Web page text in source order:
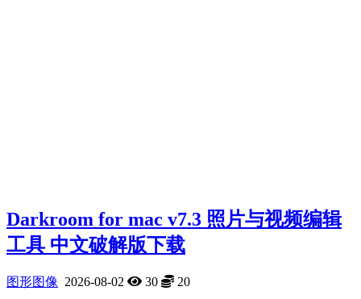
Darkroom for mac v7.3 照片与视频编辑
工具 中文破解版下载
图形图像 2026-08-02 30 20